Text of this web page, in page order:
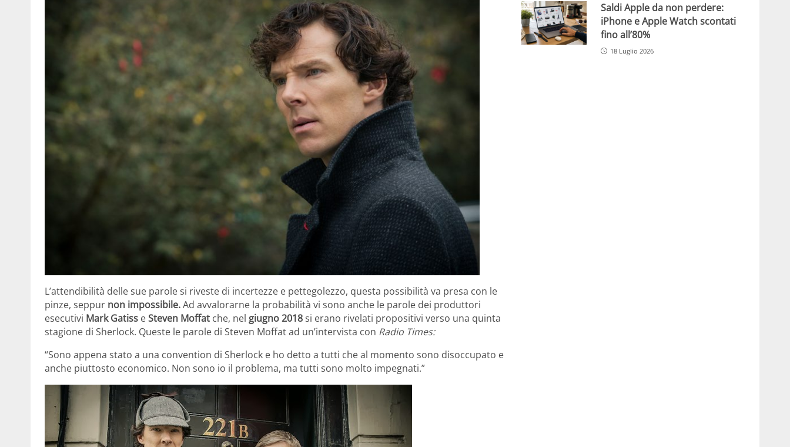
L’attendibilità delle sue parole si riveste di incertezze e pettegolezzo, questa possibilità va presa con le
pinze, seppur non impossibile.Ad avvalorarne la probabilità vi sono anche le parole dei produttori
esecutivi Mark Gatiss eSteven Moffat che, nel giugno 2018si erano rivelati propositivi verso una quinta
stagione di Sherlock. Queste le parole di Steven Moffat ad un’intervista con Radio Times:
“Sono appena stato a una convention di Sherlock e ho detto a tutti che al momento sono disoccupato e
anche piuttosto economico. Non sono io il problema, ma tutti sono molto impegnati.”
Saldi Apple da non perdere:
iPhone e Apple Watch scontati
fino all’80%
18 Luglio 2026